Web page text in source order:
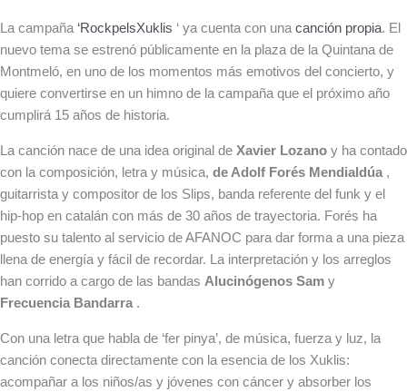
La campaña ‘RockpelsXuklis ‘ ya cuenta con unacanción propia. El
nuevo tema se estrenó públicamente en la plaza de la Quintana de
Montmeló, en uno de los momentos más emotivos del concierto, y
quiere convertirse en un himno de la campaña que el próximo año
cumplirá 15 años de historia.
La canción nace de una idea original de Xavier Lozano y ha contado
con la composición, letra y música, de Adolf Forés Mendialdúa ,
guitarrista y compositor de los Slips, banda referente del funk y el
hip-hop en catalán con más de 30 años de trayectoria. Forés ha
puesto su talento al servicio de AFANOC para dar forma a una pieza
llena de energía y fácil de recordar. La interpretación y los arreglos
han corrido a cargo de las bandas Alucinógenos Sam y
Frecuencia Bandarra .
Con una letra que habla de ‘fer pinya’, de música, fuerza y ​​luz, la
canción conecta directamente con la esencia de los Xuklis:
acompañar a los niños/as y jóvenes con cáncer y absorber los